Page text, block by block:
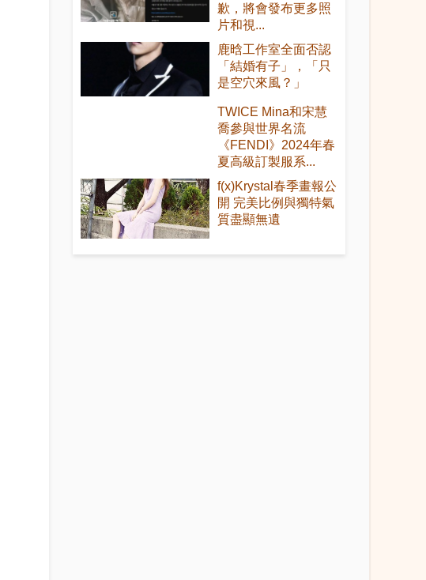
歉，將會發布更多照
片和視...
鹿晗工作室全面否認
「結婚有子」，「只
是空穴來風？」
TWICE Mina和宋慧
喬參與世界名流
《FENDI》2024年春
夏高級訂製服系...
f(x)Krystal春季畫報公
開 完美比例與獨特氣
質盡顯無遺